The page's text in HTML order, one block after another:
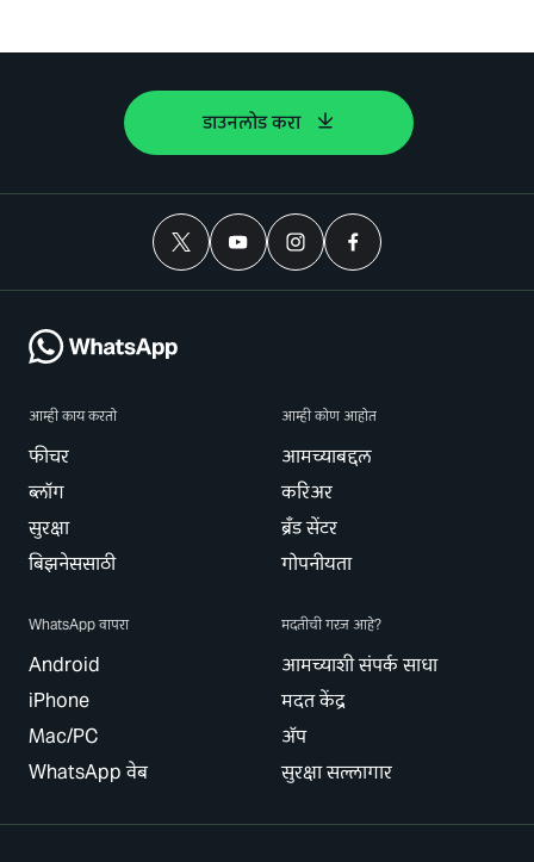
डाउनलोड करा
आम्ही काय करतो
फीचर
ब्लॉग
सुरक्षा
बिझनेससाठी
आम्ही कोण आहोत
आमच्याबद्दल
करिअर
ब्रँड सेंटर
गोपनीयता
WhatsApp वापरा
Android
iPhone
Mac/PC
WhatsApp वेब
मदतीची गरज आहे?
आमच्याशी संपर्क साधा
मदत केंद्र
ॲप
सुरक्षा सल्लागार